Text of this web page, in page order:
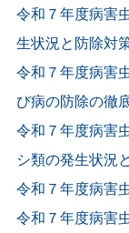
令和７年度病害
生状況と防除対
令和７年度病害
び病の防除の徹
令和７年度病害
シ類の発生状況
令和７年度病害
令和７年度病害